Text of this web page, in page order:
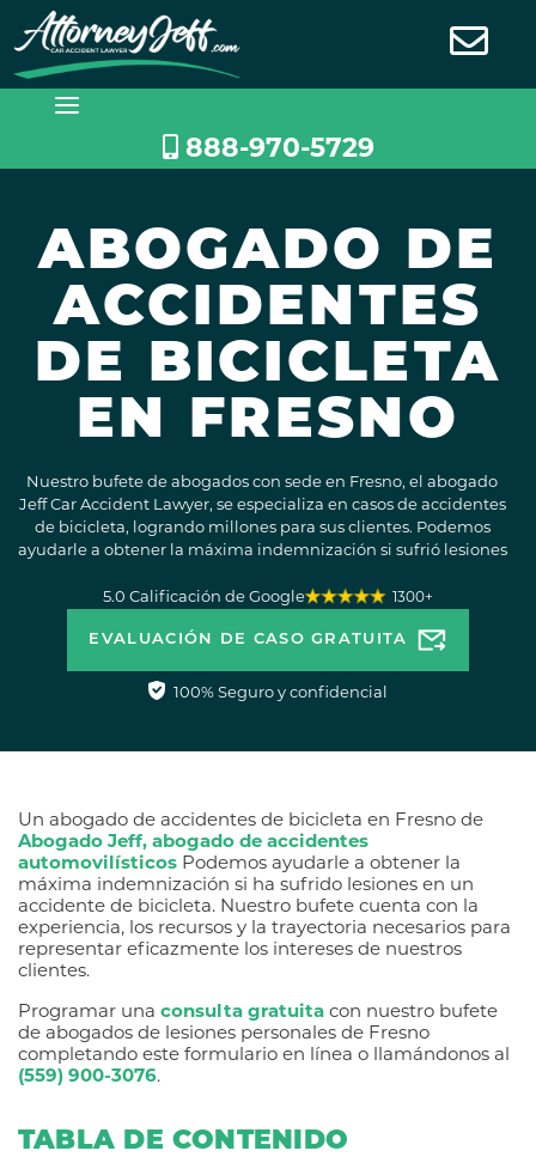
Saltar
contenido
888-970-5729
ABOGADO DE
ACCIDENTES
DE BICICLETA
EN FRESNO
Nuestro bufete de abogados con sede en Fresno, el abogado
Jeff Car Accident Lawyer, se especializa en casos de accidentes
de bicicleta, logrando millones para sus clientes. Podemos
ayudarle a obtener la máxima indemnización si sufrió lesiones
EVALUACIÓN DE CASO GRATUITA
100% Seguro y confidencial
1300+
5.0 Calificación de Google
Un abogado de accidentes de bicicleta en Fresno de
Abogado Jeff, abogado de accidentes
automovilísticos Podemos ayudarle a obtener la
máxima indemnización si ha sufrido lesiones en un
accidente de bicicleta. Nuestro bufete cuenta con la
experiencia, los recursos y la trayectoria necesarios para
representar eficazmente los intereses de nuestros
clientes.
Programar una consulta gratuita con nuestro bufete
de abogados de lesiones personales de Fresno
completando este formulario en línea o llamándonos al
(559) 900-3076.
TABLA DE CONTENIDO